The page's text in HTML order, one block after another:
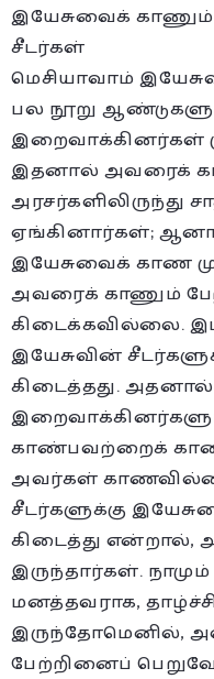
இயேசுவைக்
சீடர்கள்
மெசியாவாம்
பல நூறு
இறைவாக்கினர்கள்
இதனால் அவரைக்
ஏங்கினார்கள்;
இயேசுவைக் காண
அவரைக் காணும்
கிடைக்கவில்லை.
இயேசுவின்
கிடைத்தது.
காண்பவற்றைக் காண
அவர்கள்
சீடர்களுக்கு
கிடைத்து
இருந்தார்கள்.
மனத்தவராக,
இருந்தோமெனில்,
பேற்றினைப்